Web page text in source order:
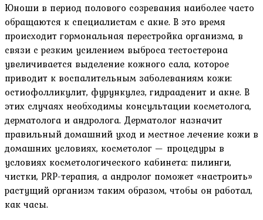
Юноши в период полового созревания наиболее часто
обращаются к специалистам с акне. В это время
происходит гормональная перестройка организма, в
связи с резким усилением выброса тестостерона
увеличивается выделение кожного сала, которое
приводит к воспалительным заболеваниям кожи:
остиофолликулит, фурункулез, гидрааденит и акне. В
этих случаях необходимы консультации косметолога,
дерматолога и андролога. Дерматолог назначит
правильный домашний уход и местное лечение кожи в
домашних условиях, косметолог — процедуры в
условиях косметологического кабинета: пилинги,
чистки, PRP-терапия, а андролог поможет «настроить»
растущий организм таким образом, чтобы он работал,
как часы.